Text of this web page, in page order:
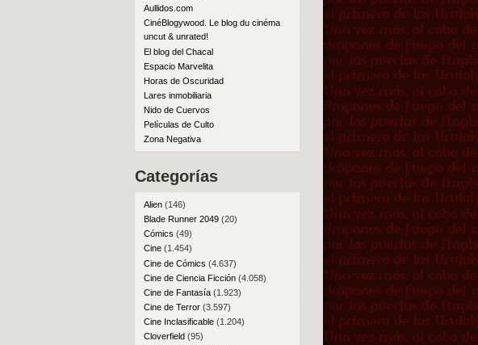
Aullidos.com
CinéBlogywood. Le blog du cinéma
uncut & unrated!
El blog del Chacal
Espacio Marvelita
Horas de Oscuridad
Lares inmobiliaria
Nido de Cuervos
Películas de Culto
Zona Negativa
Categorías
Alien(146)
Blade Runner 2049(20)
Cómics (49)
Cine(1.454)
Cine de Cómics (4.637)
Cine de Ciencia Ficción(4.058)
Cine de Fantasía(1.923)
Cine de Terror(3.597)
Cine Inclasificable(1.204)
Cloverfield(95)